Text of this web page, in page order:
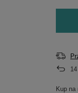
14
Kup na